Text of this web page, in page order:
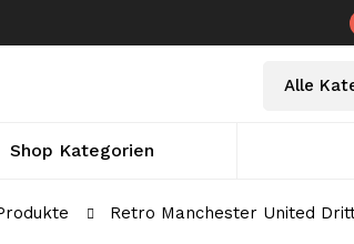
Select
Suche
Shop Kategorien
Retro Manchester United